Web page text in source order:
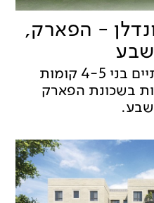
- הפארק,
15 בנייני בוטיק יוקרתיים בני 4-5 קומות
יחד 204 דירות בשכונת הפארק